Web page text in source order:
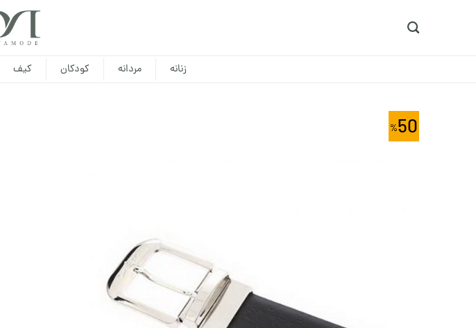
زنانه مردانه کودکان کیف
50